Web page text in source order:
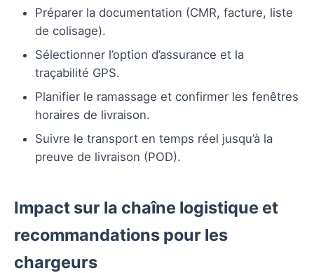
Préparer la documentation (CMR, facture, liste
de colisage).
Sélectionner l’option d’assurance et la
traçabilité GPS.
Planifier le ramassage et confirmer les fenêtres
horaires de livraison.
Suivre le transport en temps réel jusqu’à la
preuve de livraison (POD).
Impact sur la chaîne logistique et
recommandations pour les
chargeurs